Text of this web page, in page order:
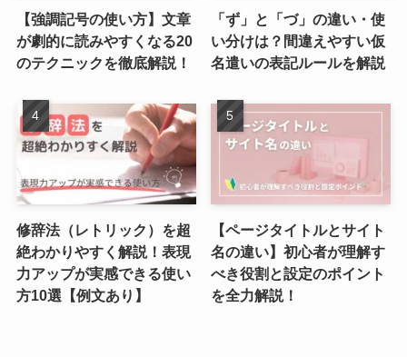
【強調記号の使い方】文章
が劇的に読みやすくなる20
のテクニックを徹底解説！
「ず」と「づ」の違い・使
い分けは？間違えやすい仮
名遣いの表記ルールを解説
修辞法（レトリック）を超
絶わかりやすく解説！表現
力アップが実感できる使い
方10選【例文あり】
【ページタイトルとサイト
名の違い】初心者が理解す
べき役割と設定のポイント
を全力解説！